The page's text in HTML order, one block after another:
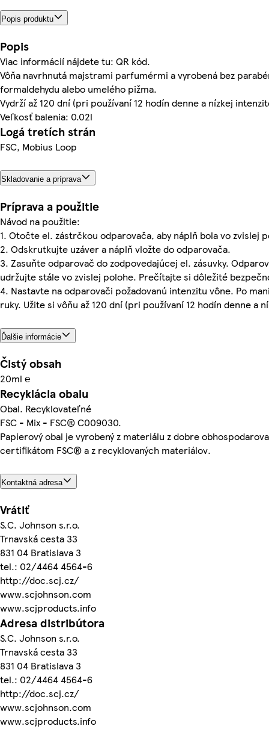
Popis produktu
Popis
Viac informácií nájdete tu: QR kód.
Vôňa navrhnutá majstrami parfumérmi a vyrobená bez
formaldehydu alebo umelého pižma.
Vydrží až 120 dní (pri používaní 12 hodín denne a nízkej
Veľkosť balenia: 0.02l
Logá tretích strán
FSC, Mobius Loop
Skladovanie a príprava
Príprava a použitie
Návod na použitie:
1. Otočte el. zástrčkou odparovača, aby náplň bola vo zvislej
2. Odskrutkujte uzáver a náplň vložte do odparovača.
3. Zasuňte odparovač do zodpovedajúcej el. zásuvky.
udržujte stále vo zvislej polohe. Prečítajte si dôležité
4. Nastavte na odparovači požadovanú intenzitu vône. Po
ruky. Užite si vôňu až 120 dní (pri používaní 12 hodín denne a
Ďalšie informácie
Čistý obsah
20ml ℮
Recyklácia obalu
Obal. Recyklovateľné
FSC - Mix - FSC® C009030.
Papierový obal je vyrobený z materiálu z dobre
certifikátom FSC® a z recyklovaných materiálov.
Kontaktná adresa
Vrátiť
S.C. Johnson s.r.o.
Trnavská cesta 33
831 04 Bratislava 3
tel.: 02/4464 4564­-6
http://doc.scj.cz/
www.scjohnson.com
www.scjproducts.info
Adresa distribútora
S.C. Johnson s.r.o.
Trnavská cesta 33
831 04 Bratislava 3
tel.: 02/4464 4564­-6
http://doc.scj.cz/
www.scjohnson.com
www.scjproducts.info